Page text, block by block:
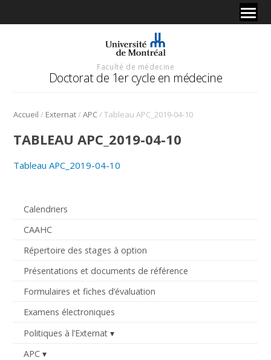
Faculté de médecine
Doctorat de 1er cycle en médecine
Accueil / Externat/APC/Tableau APC_2019-04-10
Calendriers
CAAHC
Répertoire des stages à option
Présentations et documents de référence
Formulaires et fiches d’évaluation
Examens électroniques
Politiques à l’Externat
APC
TABLEAU APC_2019-04-10
Tableau APC_2019-04-10